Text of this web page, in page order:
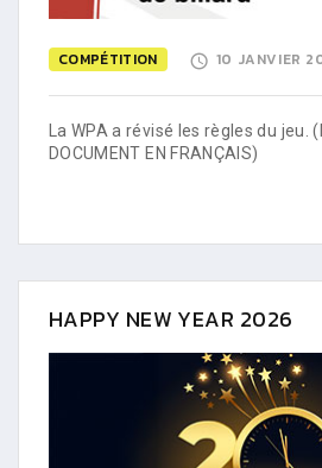
COMPÉTITION 10 JANVIER
La WPA a révisé les règles du jeu.
DOCUMENT EN FRANÇAIS)
HAPPY NEW YEAR 2026